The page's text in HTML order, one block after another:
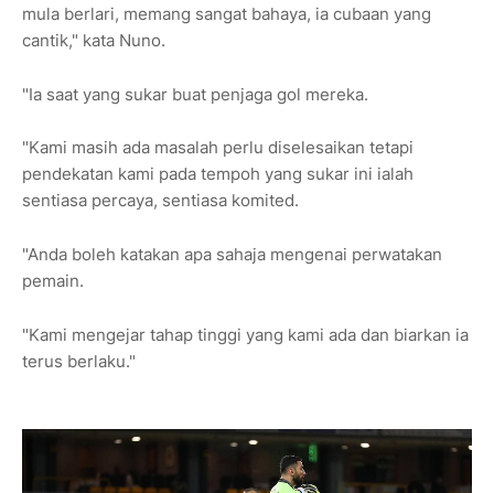
mula berlari, memang sangat bahaya, ia cubaan yang
cantik," kata Nuno.
"Ia saat yang sukar buat penjaga gol mereka.
"Kami masih ada masalah perlu diselesaikan tetapi
pendekatan kami pada tempoh yang sukar ini ialah
sentiasa percaya, sentiasa komited.
"Anda boleh katakan apa sahaja mengenai perwatakan
pemain.
"Kami mengejar tahap tinggi yang kami ada dan biarkan ia
terus berlaku."